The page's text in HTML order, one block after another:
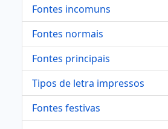
Fontes incomuns
Fontes normais
Fontes principais
Tipos de letra impressos
Fontes festivas